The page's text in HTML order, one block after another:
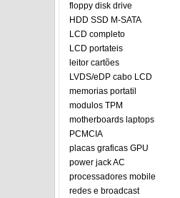
floppy disk drive
HDD SSD M-SATA
LCD completo
LCD portateis
leitor cartões
LVDS/eDP cabo LCD
memorias portatil
modulos TPM
motherboards laptops
PCMCIA
placas graficas GPU
power jack AC
processadores mobile
redes e broadcast